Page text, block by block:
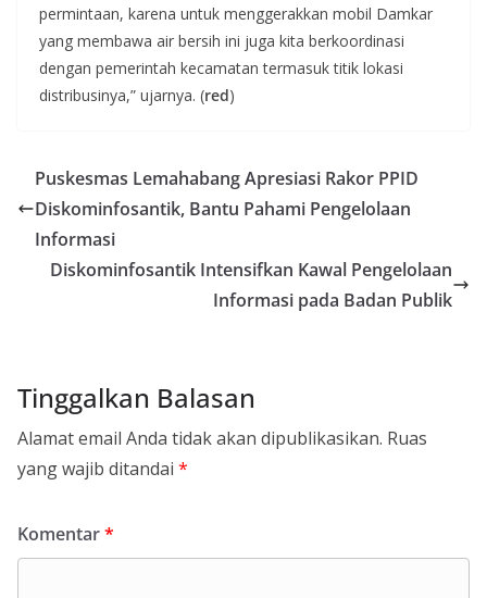
permintaan, karena untuk menggerakkan mobil Damkar
yang membawa air bersih ini juga kita berkoordinasi
dengan pemerintah kecamatan termasuk titik lokasi
distribusinya,” ujarnya. (red)
Puskesmas Lemahabang Apresiasi Rakor PPID
Diskominfosantik, Bantu Pahami Pengelolaan
Informasi
Diskominfosantik Intensifkan Kawal Pengelolaan
Informasi pada Badan Publik
Tinggalkan Balasan
Alamat email Anda tidak akan dipublikasikan. Ruas
yang wajib ditandai *
Komentar*